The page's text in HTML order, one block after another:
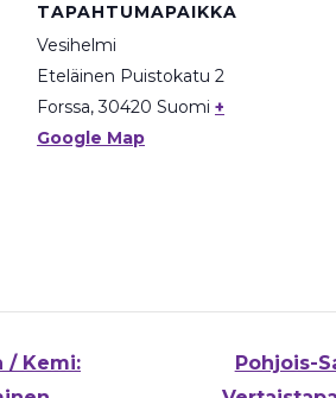
TAPAHTUMAPAIKKA
Vesihelmi
Eteläinen Puistokatu 2
Forssa, 30420 Suomi +
Google Map
/ Kemi:
Pohjois-